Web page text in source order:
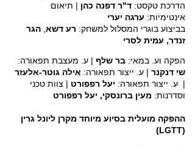
הדרכת טקסט: ד"ר דפנה כהן | תיאום
אינטימיות: ערגה יערי
בביצוע בוגרי המסלול למשחק: רע דשא הגר
זנדר, עמית לסרי
הפקה וע. במאי: בר שלף | ע. מעצבת תפאורה:
שי דנקנר | ע. ייצור תפאורה: אילה גוטר-אלעזר
| ע. ייצור תפאורה: יעל רפפורט | צוות טכני
וסדרנות: מעין ברונסקי, יעל רפפורט
ההפקה מועלית בסיוע מיוחד מקרן ליונל גרין
(LGTT)